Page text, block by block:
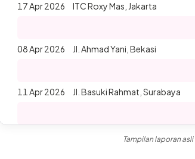
17 Apr 2026
ITC Roxy Mas, Jakarta
08 Apr 2026
Jl. Ahmad Yani, Bekasi
11 Apr 2026
Jl. Basuki Rahmat, Surabaya
Jl. Kertajaya, Surabaya
Tampilan laporan